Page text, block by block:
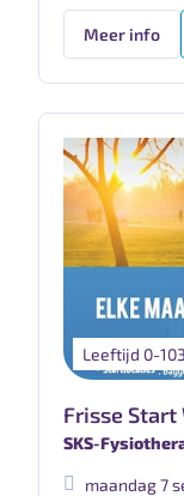
Meer info
Leeftijd 0-103
Frisse
SKS-
maandag 7